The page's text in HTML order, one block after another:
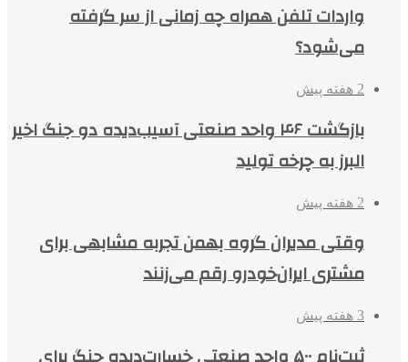
واردات تلفن همراه چه زمانی از سر گرفته
می‌شود؟
2 هفته پیش
بازگشت ۴۶ واحد صنعتی آسیب‌دیده دو جنگ اخیر
البرز به چرخه تولید
2 هفته پیش
وقتی مدیران گروه بهمن تجربه مشابهی برای
مشتری ایران‌خودرو رقم می‌زنند
3 هفته پیش